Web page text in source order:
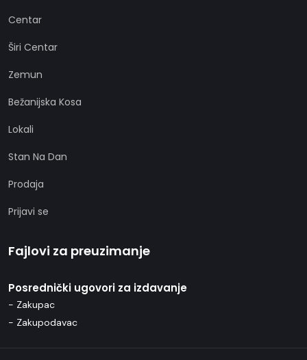
Centar
Širi Centar
Zemun
Bežanijska Kosa
Lokali
Stan Na Dan
Prodaja
Prijavi se
Fajlovi za preuzimanje
Posrednički ugovori za izdavanje
- Zakupac
- Zakupodavac